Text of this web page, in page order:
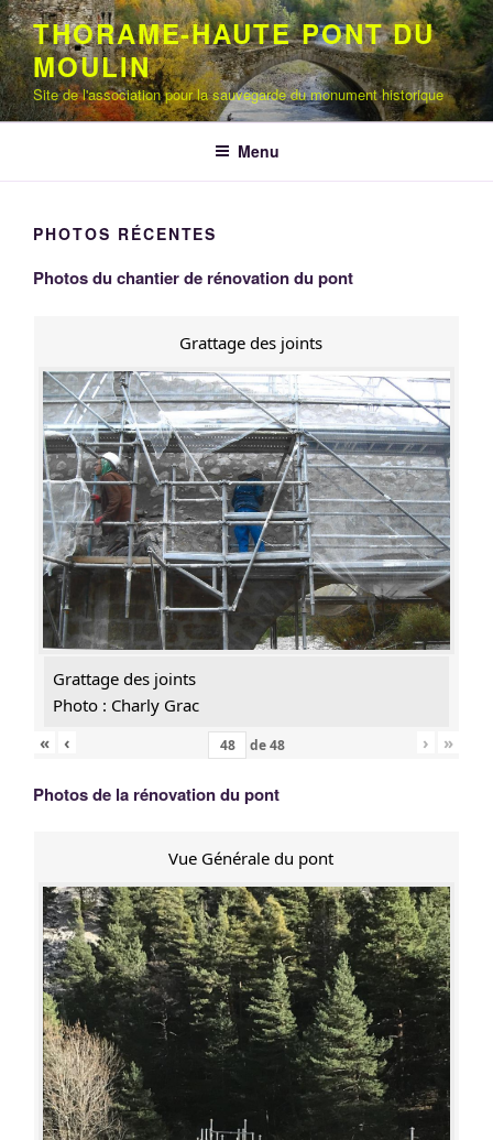
Aller
au
contenu
principal
THORAME-HAUTE PONT DU
MOULIN
Site de l'association pour la sauvegarde du monument historique
Menu
PHOTOS RÉCENTES
Photos du chantier de rénovation du pont
Grattage des joints
Grattage des joints
Photo : Charly Grac
«
‹ de48 › »
Photos de la rénovation du pont
Vue Générale du pont